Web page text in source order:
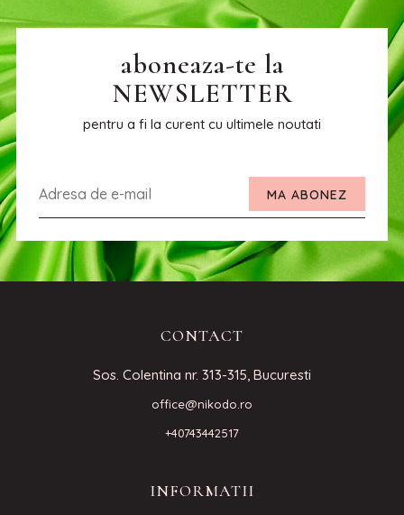
aboneaza-te la
NEWSLETTER
pentru a fi la curent cu ultimele noutati
MA ABONEZ
CONTACT
Sos. Colentina nr. 313-315, Bucuresti
office@nikodo.ro
+40743442517
INFORMATII